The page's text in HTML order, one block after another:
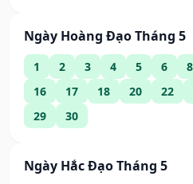
Ngày Hoàng Đạo Tháng 5
1 2 3 4 5 6 8
16
17 18 20 22
29
30
Ngày Hắc Đạo Tháng 5